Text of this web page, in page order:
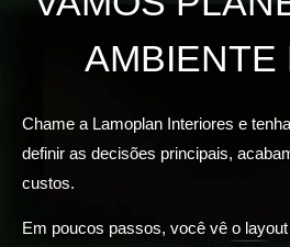
AMBIENTE
Chame a Lamoplan Interiores e
definir as decisões principais,
custos.
Em poucos passos, você vê o